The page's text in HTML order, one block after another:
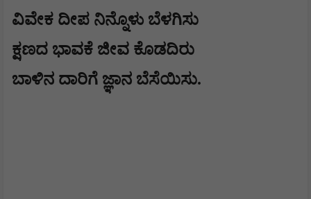
ವಿವೇಕ ದೀಪ ನಿನ್ನೊಳು ಬೆಳಗಿಸು
ಕ್ಷಣದ ಭಾವಕೆ ಜೀವ ಕೊಡದಿರು
ಬಾಳಿನ ದಾರಿಗೆ ಜ್ಞಾನ ಬೆಸೆಯಿಸು.